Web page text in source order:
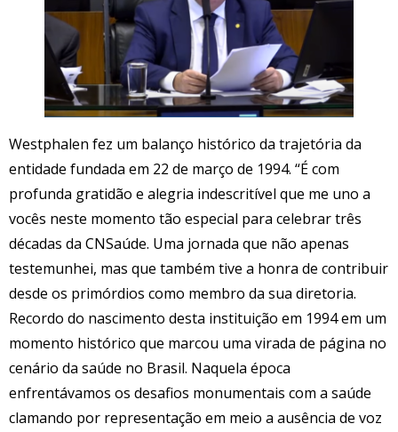
Westphalen fez um balanço histórico da trajetória da
entidade fundada em 22 de março de 1994. “É com
profunda gratidão e alegria indescritível que me uno a
vocês neste momento tão especial para celebrar três
décadas da CNSaúde. Uma jornada que não apenas
testemunhei, mas que também tive a honra de contribuir
desde os primórdios como membro da sua diretoria.
Recordo do nascimento desta instituição em 1994 em um
momento histórico que marcou uma virada de página no
cenário da saúde no Brasil. Naquela época
enfrentávamos os desafios monumentais com a saúde
clamando por representação em meio a ausência de voz